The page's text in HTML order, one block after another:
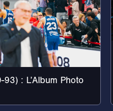
: L’Album Photo